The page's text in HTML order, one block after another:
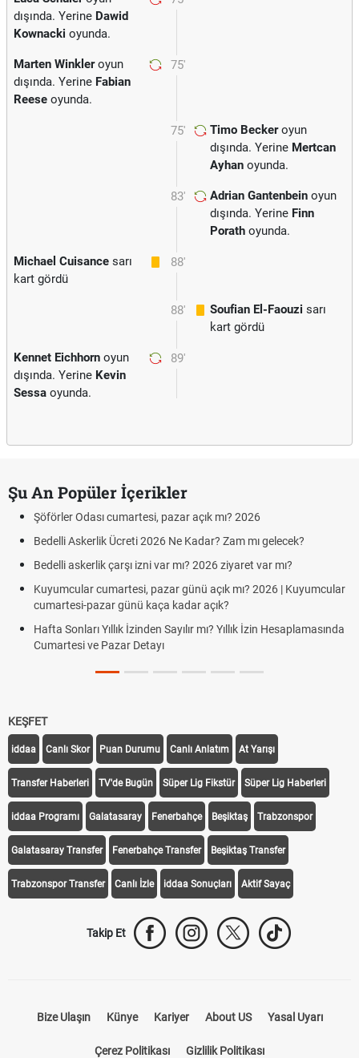
dışında. Yerine Dawid
Kownacki oyunda.
75'
Marten Winkleroyun
dışında. Yerine Fabian
Reese oyunda.
75' Timo Beckeroyun
dışında. Yerine Mertcan
Ayhan oyunda.
83' Adrian Gantenbein oyun
dışında. Yerine Finn
Porath oyunda.
88'
Michael Cuisance sarı
kart gördü
88' Soufian El-Faouzi sarı
kart gördü
89'
Kennet Eichhorn oyun
dışında. Yerine Kevin
Sessa oyunda.
Şu An Popüler İçerikler
Şöförler Odası cumartesi, pazar açık mı? 2026
Bedelli Askerlik Ücreti 2026 Ne Kadar? Zam mı gelecek?
Bedelli askerlik çarşı izni var mı? 2026 ziyaret var mı?
Kuyumcular cumartesi, pazar günü açık mı? 2026 | Kuyumcular
cumartesi-pazar günü kaça kadar açık?
Hafta Sonları Yıllık İzinden Sayılır mı? Yıllık İzin Hesaplamasında
Cumartesi ve Pazar Detayı
KEŞFET
iddaa Canlı Skor Puan Durumu Canlı Anlatım At Yarışı
Transfer Haberleri TV'de Bugün Süper Lig Fikstür Süper Lig Haberleri
iddaa Programı Galatasaray Fenerbahçe Beşiktaş Trabzonspor
Galatasaray Transfer Fenerbahçe Transfer Beşiktaş Transfer
Trabzonspor Transfer Canlı İzle iddaa Sonuçları Aktif Sayaç
Takip Et
Bize Ulaşın Künye Kariyer About US Yasal Uyarı
Çerez Politikası Gizlilik Politikası